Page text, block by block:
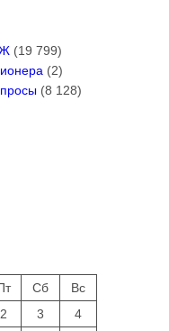
(19 799)
(2)
(8 128)
Сб
Вс
2 3
4